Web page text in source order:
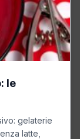
le
gelaterie
latte,